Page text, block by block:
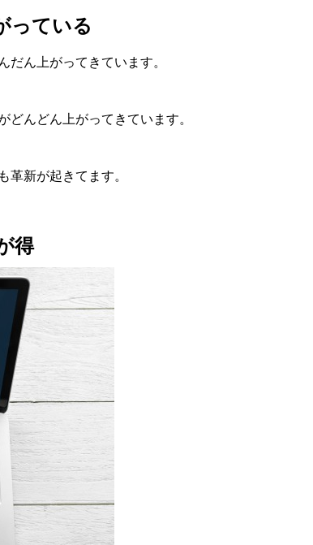
っている
ん上がってきています。
んどん上がってきています。
革新が起きてます。
得